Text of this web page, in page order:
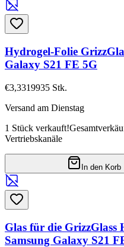
Hydrogel-Folie
Galaxy S21 FE 5G
€3,3319935 Stk.
Versand am Dienstag
1 Stück verkauft!
Vertriebskanäle
In den Korb
Glas für die
Samsung Galaxy S21